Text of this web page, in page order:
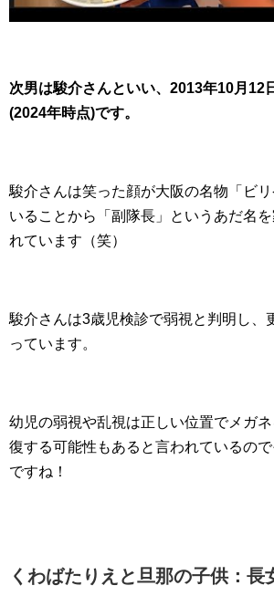
次男は駿介さんといい、2013年10月12
(2024年時点)です。
駿介さんは笑った顔が大阪の名物「ビ
いることから「副隊長」というあだ名
れています（笑）
駿介さんは3歳児検診で弱視と判明し、
っています。
幼児の弱視や乱視は正しい位置でメガ
復する可能性もあると言われているの
ですね！
くわばたりえと旦那の子供：長